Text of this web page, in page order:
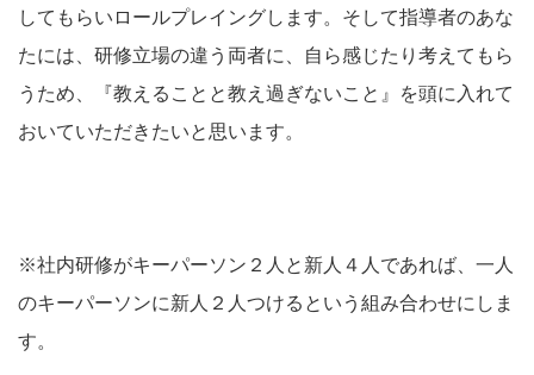
してもらいロールプレイングします。そして指導者のあな
たには、研修立場の違う両者に、自ら感じたり考えてもら
うため、『教えることと教え過ぎないこと』を頭に入れて
おいていただきたいと思います。
※社内研修がキーパーソン２人と新人４人であれば、一人
のキーパーソンに新人２人つけるという組み合わせにしま
す。